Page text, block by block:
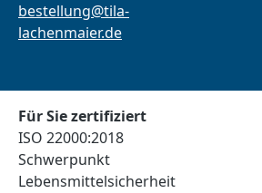
bestellung@tila-
lachenmaier.de
Für Sie zertifiziert
ISO 22000:2018
Schwerpunkt
Lebensmittelsicherheit